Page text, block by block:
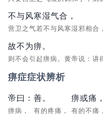
不与风寒湿气合，
营卫之气若不与风寒湿邪相合
故不为痹。
则不会引起痹病。黄帝说：讲
痹症症状辨析
帝曰：
痹病，
善。
有的疼痛，
痹或痛，
有的不痛